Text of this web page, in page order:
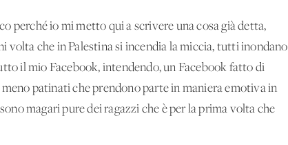
perché io mi metto qui a scrivere una cosa già detta,
volta che in Palestina si incendia la miccia, tutti inondano
il mio Facebook, intendendo, un Facebook fatto di
patinati che prendono parte in maniera emotiva in
magari pure dei ragazzi che è per la prima volta che